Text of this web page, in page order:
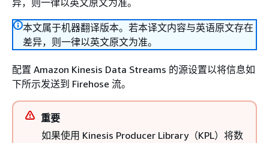
异，则一律以英文原文为准。
本文属于机器翻译版本。若本译文内容与英语原文存在
差异，则一律以英文原文为准。
配置 Amazon Kinesis Data Streams 的源设置以将信息如
下所示发送到 Firehose 流。
重要
如果使用 Kinesis Producer Library（KPL）将数